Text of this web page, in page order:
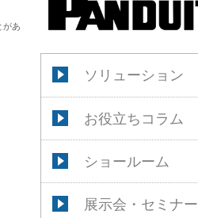
ソリューション
お役立ちコラム
ショールーム
展示会・セミナー
があ